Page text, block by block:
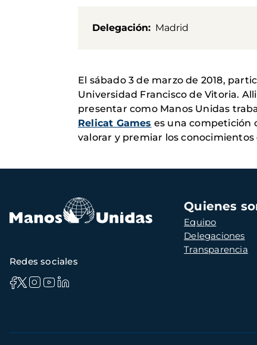
Delegación Madrid
El sábado 3 de marzo de 2018,
Universidad Francisco de Vitoria.
presentar como Manos Unidas
Relicat Games es una competición
valorar y premiar los
Navegación
principal
Quienes
Equipo
Delegaciones
Transparencia
Redes sociales